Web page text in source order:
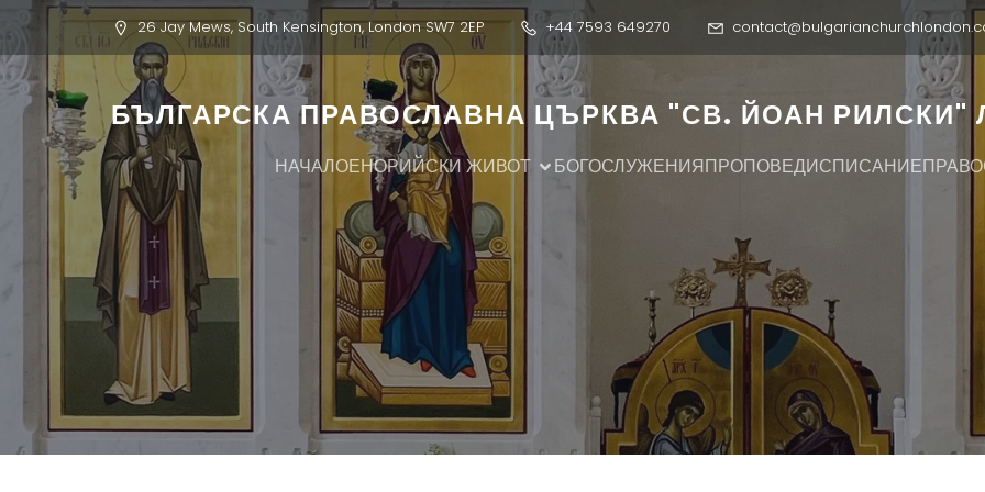
26 Jay Mews, South Kensington, London SW7 2EP +44 7593 649270
БЪЛГАРСКА ПРАВОСЛАВНА ЦЪРКВА "СВ. ЙОАН РИЛСКИ"
НАЧАЛОЕНОРИЙСКИ ЖИВОТ БОГОСЛУЖЕНИЯПРОПОВЕДИСПИСАНИЕ